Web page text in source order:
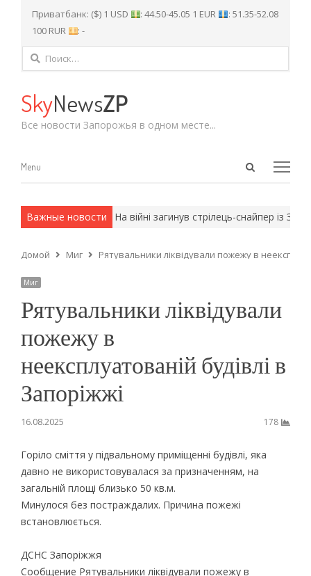
Приватбанк: ($) 1 USD : 44.50-45.05 1 EUR
: 51.35-52.08
100 RUR
: -
Найти:
SkyNewsZP
Все новости Запорожья в одном месте...
Open
Menu
Menu
Важные новости
армейские методы. На війні загинув стрілець-снайпер із
Домой Миг Рятувальники ліквідували пожежу в
Миг
Рятувальники ліквідували
пожежу в
неексплуатованій будівлі в
Запоріжжі
16.08.2025 178
Горіло сміття у підвальному приміщенні будівлі, яка
давно не використовувалася за призначенням, на
загальній площі близько 50 кв.м.
Минулося без постраждалих. Причина пожежі
встановлюється.
ДСНС Запоріжжя
Сообщение Рятувальники ліквідували пожежу в